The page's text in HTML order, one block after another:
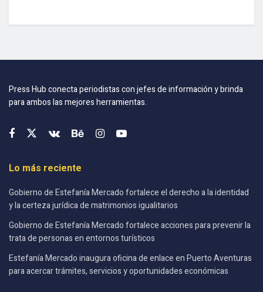
Press Hub conecta periodistas con jefes de información y brinda
para ambos las mejores herramientas.
Lo más reciente
Gobierno de Estefanía Mercado fortalece el derecho a la identidad
y la certeza jurídica de matrimonios igualitarios
Gobierno de Estefanía Mercado fortalece acciones para prevenir la
trata de personas en entornos turísticos
Estefanía Mercado inaugura oficina de enlace en Puerto Aventuras
para acercar trámites, servicios y oportunidades económicas